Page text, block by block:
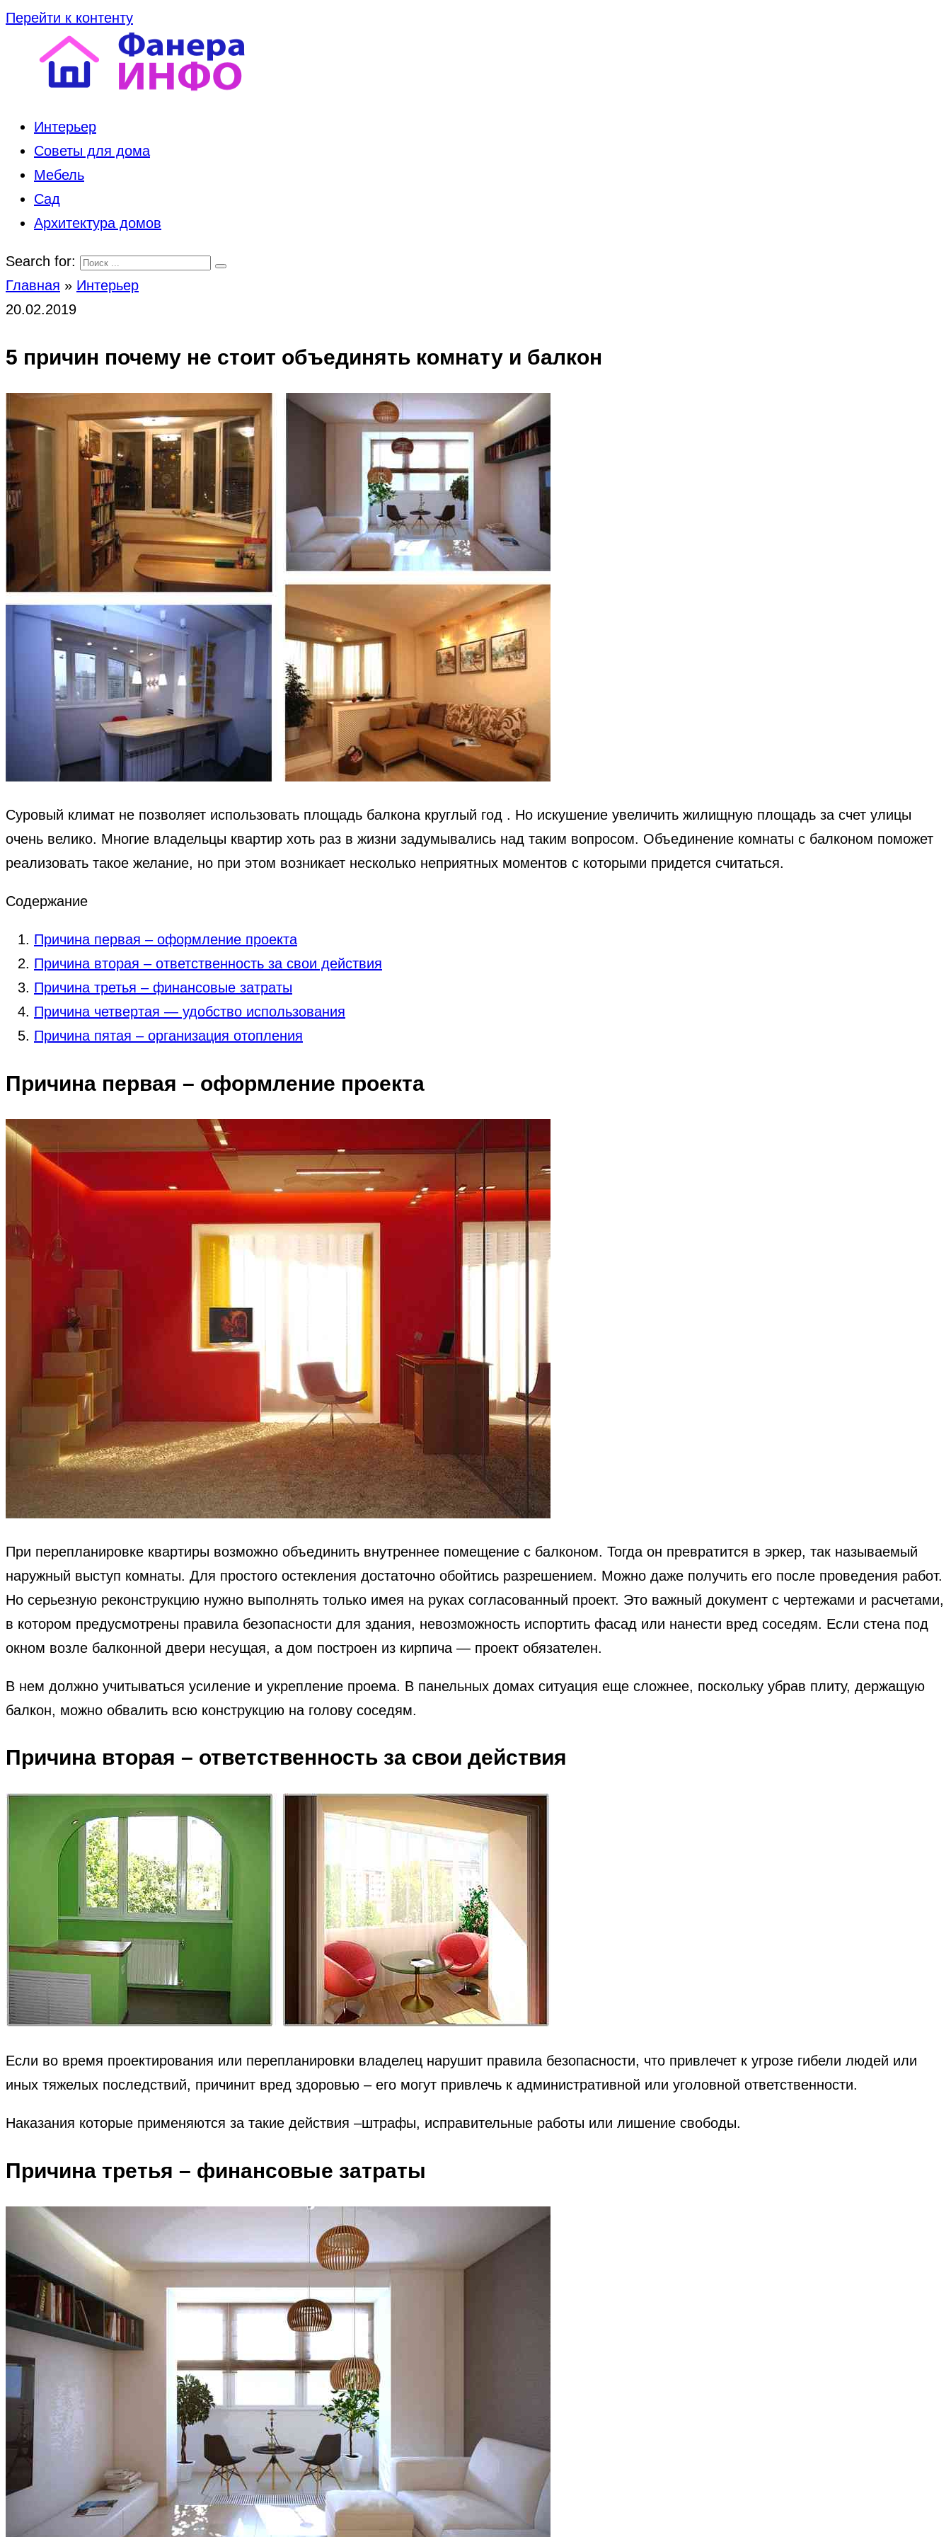
Перейти к контенту
Интерьер
Советы для дома
Мебель
Сад
Архитектура домов
Search for:
Главная » Интерьер
20.02.2019
5 причин почему не стоит объединять комнату и балкон
Суровый климат не позволяет использовать площадь балкона круглый год . Но искушение увеличить жилищную площадь за счет улицы
очень велико. Многие владельцы квартир хоть раз в жизни задумывались над таким вопросом. Объединение комнаты с балконом поможет
реализовать такое желание, но при этом возникает несколько неприятных моментов с которыми придется считаться.
Содержание
Причина первая – оформление проекта
Причина вторая – ответственность за свои действия
Причина третья – финансовые затраты
Причина четвертая — удобство использования
Причина пятая – организация отопления
Причина первая – оформление проекта
При перепланировке квартиры возможно объединить внутреннее помещение с балконом. Тогда он превратится в эркер, так называемый
наружный выступ комнаты. Для простого остекления достаточно обойтись разрешением. Можно даже получить его после проведения работ.
Но серьезную реконструкцию нужно выполнять только имея на руках согласованный проект. Это важный документ с чертежами и расчетами,
в котором предусмотрены правила безопасности для здания, невозможность испортить фасад или нанести вред соседям. Если стена под
окном возле балконной двери несущая, а дом построен из кирпича — проект обязателен.
В нем должно учитываться усиление и укрепление проема. В панельных домах ситуация еще сложнее, поскольку убрав плиту, держащую
балкон, можно обвалить всю конструкцию на голову соседям.
Причина вторая – ответственность за свои действия
Если во время проектирования или перепланировки владелец нарушит правила безопасности, что привлечет к угрозе гибели людей или
иных тяжелых последствий, причинит вред здоровью – его могут привлечь к административной или уголовной ответственности.
Наказания которые применяются за такие действия –штрафы, исправительные работы или лишение свободы.
Причина третья – финансовые затраты